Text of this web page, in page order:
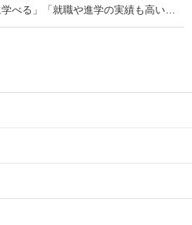
学べる」「就職や進学の実績も高い」